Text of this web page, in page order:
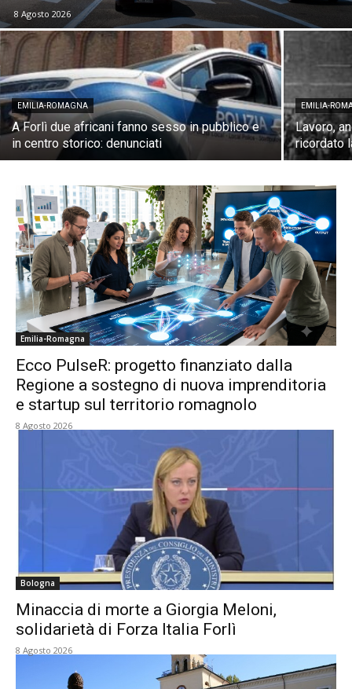
8 Agosto 2026
EMILIA-ROMAGNA
A Forlì due africani fanno sesso in pubblico e
in centro storico: denunciati
EMILIA-
Lavoro,
ricordato
Emilia-Romagna
Ecco PulseR: progetto finanziato dalla
Regione a sostegno di nuova imprenditoria
e startup sul territorio romagnolo
8 Agosto 2026
Bologna
Minaccia di morte a Giorgia Meloni,
solidarietà di Forza Italia Forlì
8 Agosto 2026